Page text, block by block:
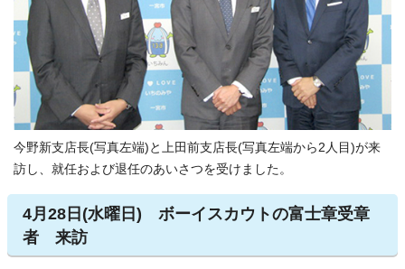
今野新支店長(写真左端)と上田前支店長(写真左端から2人目)が来
訪し、就任および退任のあいさつを受けました。
4月28日(水曜日) ボーイスカウトの富士章受章
者 来訪